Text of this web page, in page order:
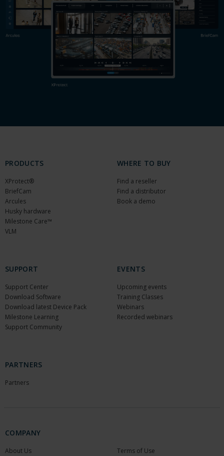
PRODUCTS
XProtect®
BriefCam
Arcules
Husky hardware
Milestone Care™
VLM
WHERE TO BUY
Find a reseller
Find a distributor
Book a demo
SUPPORT
Support Center
Download Software
Download latest Device Pack
Milestone Learning
Support Community
EVENTS
Upcoming events
Training Classes
Webinars
Recorded webinars
PARTNERS
Partners
COMPANY
About Us Terms of Use